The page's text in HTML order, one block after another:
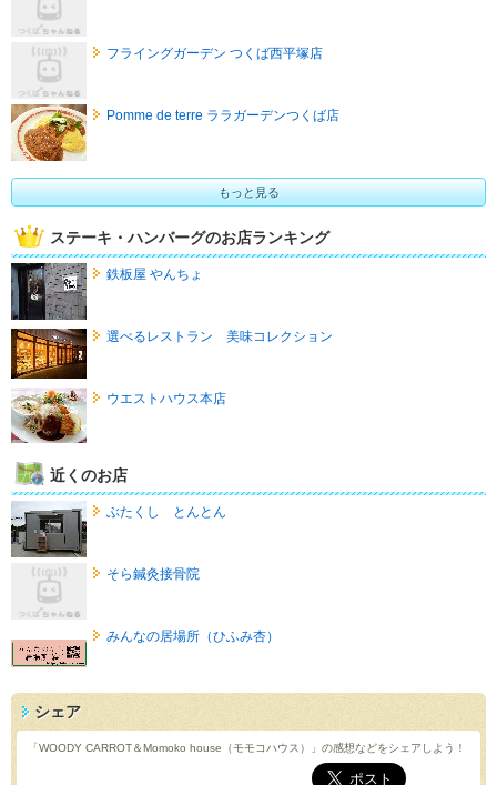
フライングガーデン つくば西平塚店
Pomme de terre ララガーデンつくば店
もっと見る
ステーキ・ハンバーグのお店ランキング
鉄板屋 やんちょ
選べるレストラン 美味コレクション
ウエストハウス本店
近くのお店
ぶたくし とんとん
そら鍼灸接骨院
みんなの居場所（ひふみ杏）
シェア
「WOODY CARROT＆Momoko house（モモコハウス）」の感想などをシェアしよう！